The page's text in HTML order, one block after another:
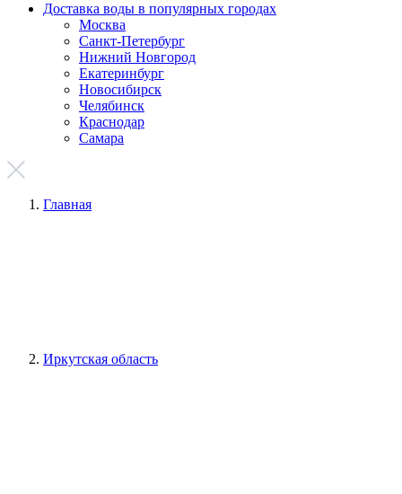
Доставка воды в популярных городах
Москва
Санкт-Петербург
Нижний Новгород
Екатеринбург
Новосибирск
Челябинск
Краснодар
Самара
Главная
Иркутская область